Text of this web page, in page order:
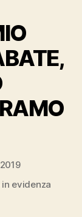
evidenza